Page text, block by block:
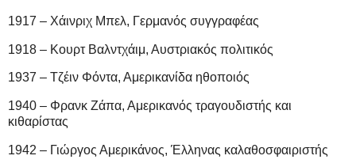
1917 – Χάινριχ Μπελ, Γερμανός συγγραφέας
1918 – Κουρτ Βαλντχάιμ, Αυστριακός πολιτικός
1937 – Τζέιν Φόντα, Αμερικανίδα ηθοποιός
1940 – Φρανκ Ζάπα, Αμερικανός τραγουδιστής και
κιθαρίστας
1942 – Γιώργος Αμερικάνος, Έλληνας καλαθοσφαιριστής